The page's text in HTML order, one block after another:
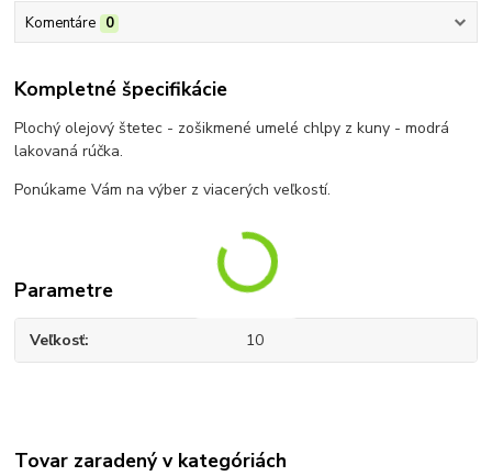
Komentáre 0
Kompletné špecifikácie
Plochý olejový štetec - zošikmené umelé chlpy z kuny - modrá
lakovaná rúčka.
Ponúkame Vám na výber z viacerých veľkostí.
Parametre
Veľkosť 10
Tovar zaradený v kategóriách